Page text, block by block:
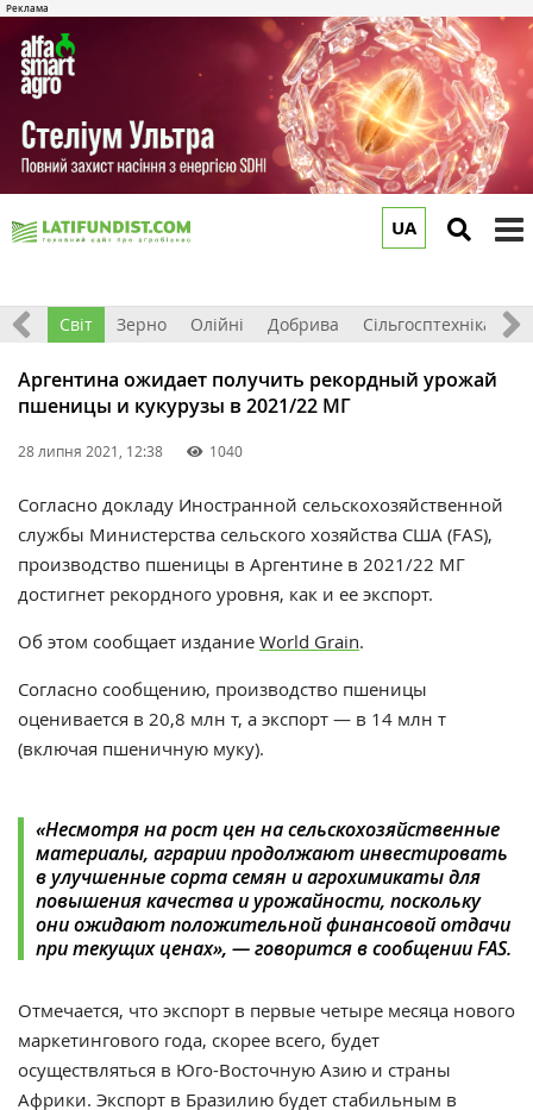
UA
Світ Зерно Олійні Добрива Сільгосптехніка
Аргентина ожидает получить рекордный урожай
пшеницы и кукурузы в 2021/22 МГ
28 липня 2021, 12:38 1040
Согласно докладу Иностранной сельскохозяйственной
службы Министерства сельского хозяйства США (FAS),
производство пшеницы в Аргентине в 2021/22 МГ
достигнет рекордного уровня, как и ее экспорт.
Об этом сообщает издание World Grain.
Согласно сообщению, производство пшеницы
оценивается в 20,8 млн т, а экспорт — в 14 млн т
(включая пшеничную муку).
«Несмотря на рост цен на сельскохозяйственные
материалы, аграрии продолжают инвестировать
в улучшенные сорта семян и агрохимикаты для
повышения качества и урожайности, поскольку
они ожидают положительной финансовой отдачи
при текущих ценах», —говорится в сообщении FAS.
Отмечается, что экспорт в первые четыре месяца нового
маркетингового года, скорее всего, будет
осуществляться в Юго-Восточную Азию и страны
Африки. Экспорт в Бразилию будет стабильным в